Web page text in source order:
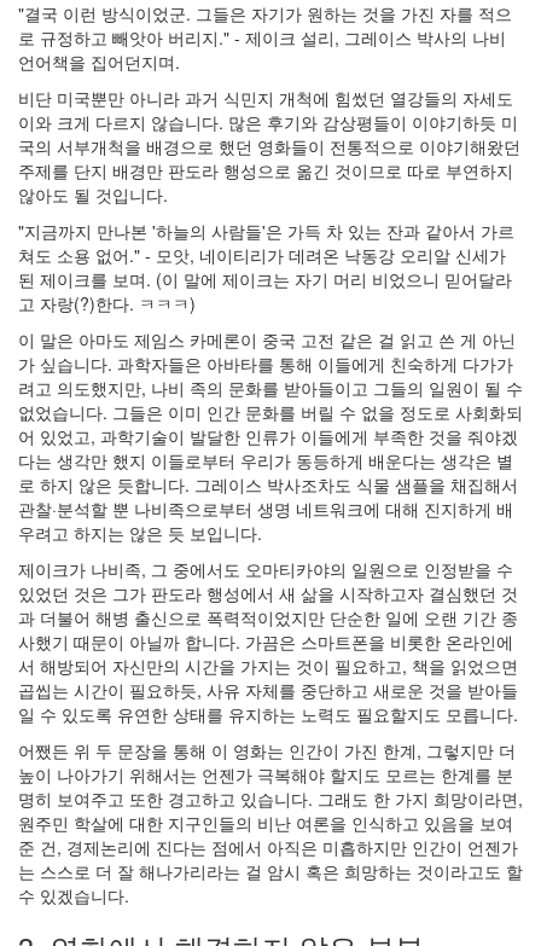
"결국 이런 방식이었군. 그들은 자기가 원하는 것을 가진 자를 적으
로 규정하고 빼앗아 버리지." - 제이크 설리, 그레이스 박사의 나비
언어책을 집어던지며.
비단 미국뿐만 아니라 과거 식민지 개척에 힘썼던 열강들의 자세도
이와 크게 다르지 않습니다. 많은 후기와 감상평들이 이야기하듯 미
국의 서부개척을 배경으로 했던 영화들이 전통적으로 이야기해왔던
주제를 단지 배경만 판도라 행성으로 옮긴 것이므로 따로 부연하지
않아도 될 것입니다.
"지금까지 만나본 '하늘의 사람들'은 가득 차 있는 잔과 같아서 가르
쳐도 소용 없어." - 모앗, 네이티리가 데려온 낙동강 오리알 신세가
된 제이크를 보며. (이 말에 제이크는 자기 머리 비었으니 믿어달라
고 자랑(?)한다. ㅋㅋㅋ)
이 말은 아마도 제임스 카메론이 중국 고전 같은 걸 읽고 쓴 게 아닌
가 싶습니다. 과학자들은 아바타를 통해 이들에게 친숙하게 다가가
려고 의도했지만, 나비 족의 문화를 받아들이고 그들의 일원이 될 수
없었습니다. 그들은 이미 인간 문화를 버릴 수 없을 정도로 사회화되
어 있었고, 과학기술이 발달한 인류가 이들에게 부족한 것을 줘야겠
다는 생각만 했지 이들로부터 우리가 동등하게 배운다는 생각은 별
로 하지 않은 듯합니다. 그레이스 박사조차도 식물 샘플을 채집해서
관찰·분석할 뿐 나비족으로부터 생명 네트워크에 대해 진지하게 배
우려고 하지는 않은 듯 보입니다.
제이크가 나비족, 그 중에서도 오마티카야의 일원으로 인정받을 수
있었던 것은 그가 판도라 행성에서 새 삶을 시작하고자 결심했던 것
과 더불어 해병 출신으로 폭력적이었지만 단순한 일에 오랜 기간 종
사했기 때문이 아닐까 합니다. 가끔은 스마트폰을 비롯한 온라인에
서 해방되어 자신만의 시간을 가지는 것이 필요하고, 책을 읽었으면
곱씹는 시간이 필요하듯, 사유 자체를 중단하고 새로운 것을 받아들
일 수 있도록 유연한 상태를 유지하는 노력도 필요할지도 모릅니다.
어쨌든 위 두 문장을 통해 이 영화는 인간이 가진 한계, 그렇지만 더
높이 나아가기 위해서는 언젠가 극복해야 할지도 모르는 한계를 분
명히 보여주고 또한 경고하고 있습니다. 그래도 한 가지 희망이라면,
원주민 학살에 대한 지구인들의 비난 여론을 인식하고 있음을 보여
준 건, 경제논리에 진다는 점에서 아직은 미흡하지만 인간이 언젠가
는 스스로 더 잘 해나가리라는 걸 암시 혹은 희망하는 것이라고도 할
수 있겠습니다.
스
트
큐
브
공
지
사
항
6
by
daybreaker
AVATAR
9
by
daybreaker
도
움
닫
기
3
by
inureyes
컴
퓨
터
길
들
이
기
3
by
daybreaker